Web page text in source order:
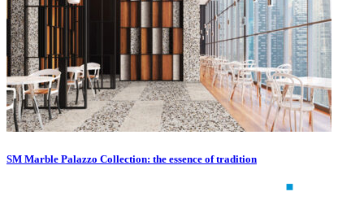
SM Marble Palazzo Collection: the essence of tradition